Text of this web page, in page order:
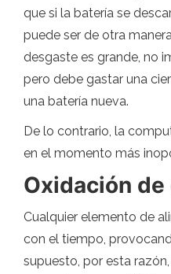
que si la batería se
puede ser de otra
desgaste es grande, no
pero debe gastar una
una batería nueva.
De lo contrario, la
en el momento más
Oxidación
Cualquier elemento de
con el tiempo,
supuesto, por esta